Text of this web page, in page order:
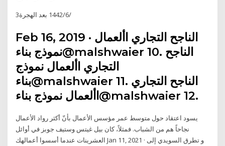
3‏‏/6‏‏/1442 بعد الهجرة
Feb 16, 2019 · ‫الناجح‬ ‫التجاري‬ ‫األعمال‬
‫نموذج‬ ‫بناء‬@malshwaier 10. ‫الناجح‬
‫التجاري‬ ‫األعمال‬ ‫نموذج‬
‫بناء‬@malshwaier 11. ‫الناجح‬ ‫التجاري‬
‫األعمال‬ ‫نموذج‬ ‫بناء‬@malshwaier 12.
يسود اعتقاد حول متوسط عمر مؤسس الأعمال بأنّ أكثر رواد الأعمال
نجاحاً هم من الشباب. فمثلاً، كان بيل غيتس وستيف جوبز في أوائل
العشرينات عندما أسسوا أعمالهك Jan 11, 2021 · و تطرق السويدي إلى